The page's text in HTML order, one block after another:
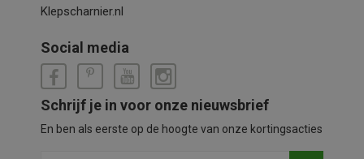
Klepscharnier.nl
Social media
Schrijf je in voor onze nieuwsbrief
En ben als eerste op de hoogte van onze kortingsacties